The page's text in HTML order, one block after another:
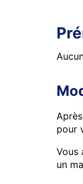
pour
Vous
un